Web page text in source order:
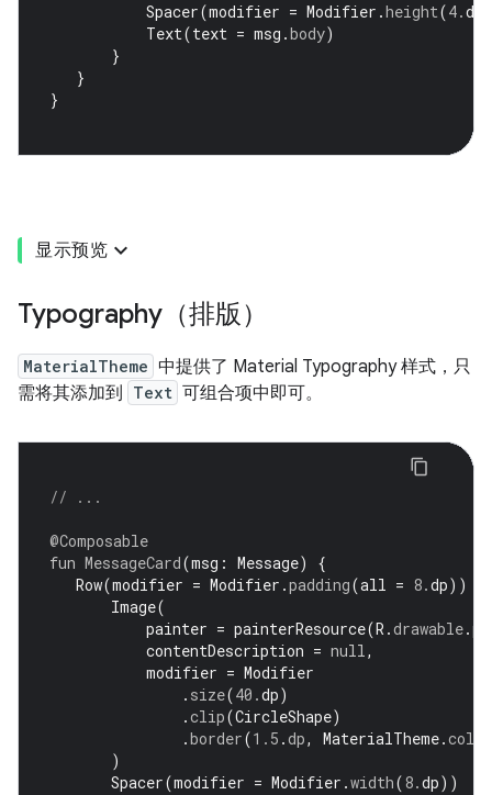
Spacer(modifier = Modifier .height(4.dp
Text(text = msg .body)
}
}
}
显示预览
Typography（排版）
MaterialTheme 中提供了 Material Typography 样式，只
需将其添加到
Text 可组合项中即可。
// ...
@Composable
fun MessageCard(msg : Message)
{
Row(modifier = Modifier .padding(all = 8.dp))
Image(
painter = painterResource(R .drawable.
contentDescription = null,
modifier = Modifier
. size(40.dp)
.clip(CircleShape)
.border(1.5 .dp, MaterialTheme.
)
Spacer(modifier = Modifier .width(8.dp))